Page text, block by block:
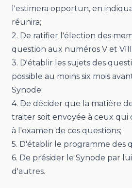
l'estimera opportun, en
réunira;
2. De ratifier l'élection des
question aux numéros V et
3. D'établir les sujets des
possible au moins six mois
Synode;
4. De décider que la matière
traiter soit envoyée à ceux
à l'examen de ces questions;
5. D'établir le programme des
6. De présider le Synode par
d'autres.